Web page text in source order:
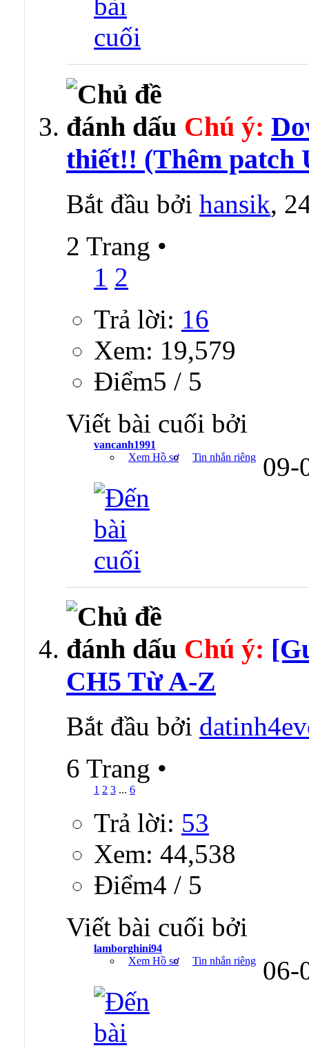
Chú ý:
thiết!! (Thêm patch
Bắt đầu bởi hansik,
2 Trang •
1 2
Trả lời: 16
Xem: 19,579
Ðiểm5 / 5
Viết bài cuối bởi
vancanh1991
Xem Hồ sơ
Tin nhắn riêng 09-
Chú ý:
CH5 Từ A-Z
Bắt đầu bởi
6 Trang •
1 2 3 ... 6
Trả lời: 53
Xem: 44,538
Ðiểm4 / 5
Viết bài cuối bởi
lamborghini94
Xem Hồ sơ
Tin nhắn riêng 06-